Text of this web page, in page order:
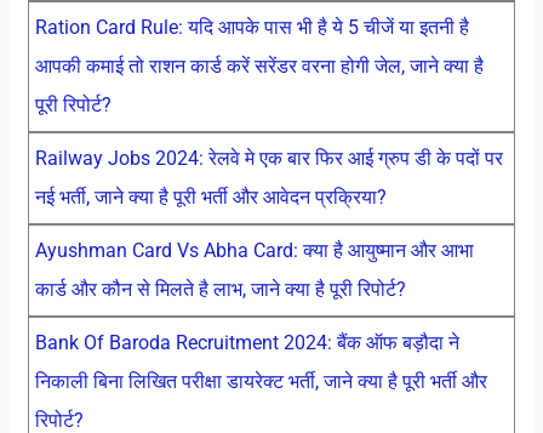
Ration Card Rule: यदि आपके पास भी है ये 5 चीजें या इतनी है
आपकी कमाई तो राशन कार्ड करें सरेंडर वरना होगी जेल, जाने क्या है
पूरी रिपोर्ट?
Railway Jobs 2024: रेलवे मे एक बार फिर आई ग्रुप डी के पदों पर
नई भर्ती, जाने क्या है पूरी भर्ती और आवेदन प्रक्रिया?
Ayushman Card Vs Abha Card: क्या है आयुष्मान और आभा
कार्ड और कौन से मिलते है लाभ, जाने क्या है पूरी रिपोर्ट?
Bank Of Baroda Recruitment 2024: बैंक ऑफ बड़ौदा ने
निकाली बिना लिखित परीक्षा डायरेक्ट भर्ती, जाने क्या है पूरी भर्ती और
रिपोर्ट?